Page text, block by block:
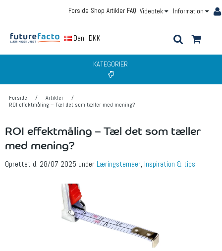
Information
Videotek
FAQ
Artikler
Shop
Forside
DanskDKK
KATEGORIER
Forside / Artikler
/
ROI effektmåling – Tæl det som tæller med mening?
ROI effektmåling – Tæl det som tæller
med mening?
Oprettet d. 28/07 2025 under Læringstemaer, Inspiration & tips